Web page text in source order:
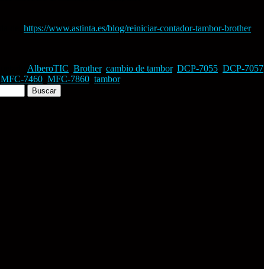
https://www.astinta.es/blog/reiniciar-contador-tambor-brother
AlberoTIC Brother, cambio de tambor, DCP-7055 DCP-7057
MFC-7460 MFC-7860 tambor